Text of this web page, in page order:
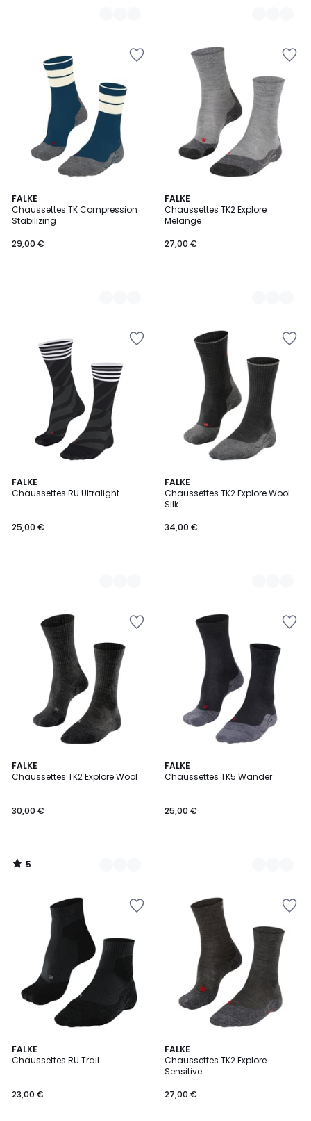
FALKE
Chaussettes TK Compression
Stabilizing
29,00 €
4
Couleurs
FALKE
Chaussettes TK2 Explore
Melange
27,00 €
4
Couleurs
FALKE
Chaussettes RU Ultralight
25,00 €
2
Couleurs
FALKE
Chaussettes TK2 Explore Wool
Silk
34,00 €
2
Couleurs
FALKE
Chaussettes TK2 Explore Wool
30,00 €
5
/
5
Couleurs
5
/
FALKE
Chaussettes TK5 Wander
25,00 €
3
Couleurs
FALKE
Chaussettes RU Trail
23,00 €
4
Couleurs
FALKE
Chaussettes TK2 Explore
Sensitive
27,00 €
2
Couleurs